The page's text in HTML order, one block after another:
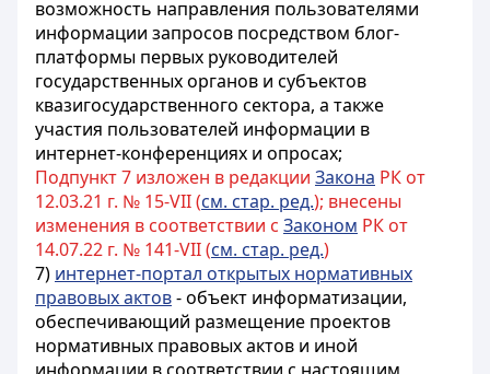
возможность направления пользователями
информации запросов посредством блог-
платформы первых руководителей
государственных органов и субъектов
квазигосударственного сектора, а также
участия пользователей информации в
интернет-конференциях и опросах;
Подпункт 7 изложен в редакции Закона РК от
12.03.21 г. № 15-VII (см. стар. ред.); внесены
изменения в соответствии с Законом РК от
14.07.22 г. № 141-VII (см. стар. ред.)
7) интернет-портал открытых нормативных
правовых актов- объект информатизации,
обеспечивающий размещение проектов
нормативных правовых актов и иной